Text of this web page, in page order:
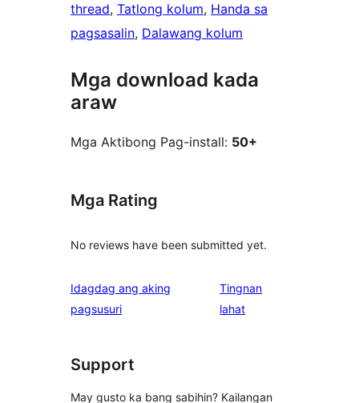
thread, Tatlong kolum, Handa sa
pagsasalin, Dalawang kolum
Mga download kada
araw
Mga Aktibong Pag-install: 50+
Mga Rating
No reviews have been submitted yet.
Idagdag ang aking
pagsusuri
Tingnan
lahatng
Support
May gusto ka bang sabihin? Kailangan